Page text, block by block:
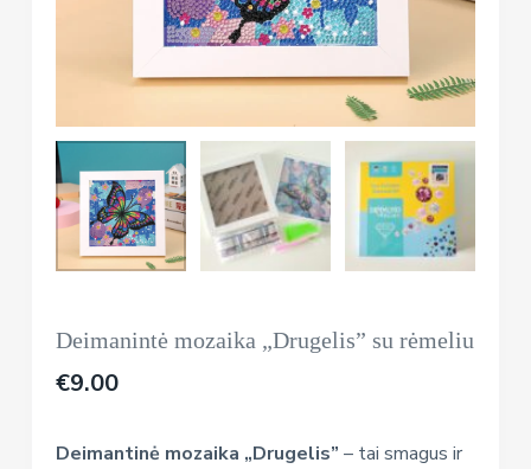
Deimanintė mozaika „Drugelis” su rėmeliu
€9.00
Deimantinė mozaika „Drugelis” – tai smagus ir